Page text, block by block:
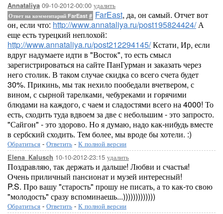
Annataliya 09-10-2012-00:00 удалить
Ответ на комментарий FarEast # FarEast, да, он самый. Отчет вот
он, если что: http://www.annataliya.ru/post195824424/А
еще есть турецкий неплохой:
http://www.annataliya.ru/post212294145/Кстати, Ир, если
вдруг надумаете идти в "Восток", то есть смысл
зарегистрироваться на сайте ПанГурман и заказать через
него столик. В таком случае скидка со всего счета будет
30%. Прикинь, мы так нехило пообедали вчетвером, с
вином, с сырной тарелками, чебуреками и горячими
блюдами на каждого, с чаем и сладостями всего на 4000! То
есть, сходить туда вдвоем за две с небольшим - это запросто.
"Сайгон" - это здорово. Но я думаю, надо как-нибудь вместе
в сербский сходить. Тем более, мы вроде бы хотели. :)
Обратиться - Ответить - К полной версии
Elena_Kalusch 10-10-2012-23:15 удалить
Поздравляю, так держать и дальше! Любви и счастья!
Очень приличный пансионат и музей интересный!
P.S. Про вашу "старость" прошу не писать, а то как-то свою
"молодость" сразу вспоминаешь...)))))))))))))
Обратиться - Ответить - К полной версии